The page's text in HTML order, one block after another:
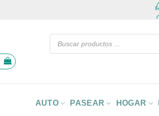
Búsqueda
AUTO PASEAR HOGAR